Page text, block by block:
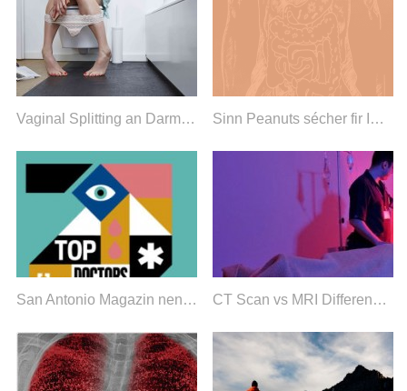
Vaginal Splitting an Darmbewegungen Sinn Peanuts sécher fir IBS? Debunking Aflatoxin Mythen.
San Antonio Magazin nennt véier SAGA Gastroenterologen als 2020 Top Dokteren CT Scan vs MRI Differenzen tëscht Maschinnen, Käschten, Uwendungen